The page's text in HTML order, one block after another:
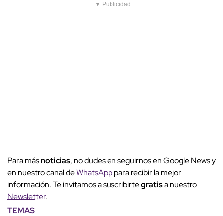
▼ Publicidad
Para másnoticias, no dudes en seguirnos en Google News y
en nuestro canal deWhatsApppara recibir la mejor
información. Te invitamos a suscribirtegratisa nuestro
Newsletter.
TEMAS